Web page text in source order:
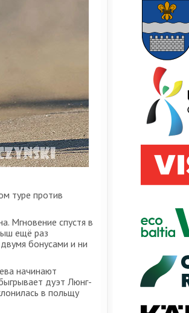
туре против
Мгновение спустя в
ещё раз
бонусами и ни
начинают
дуэт Люнг-
в польщу